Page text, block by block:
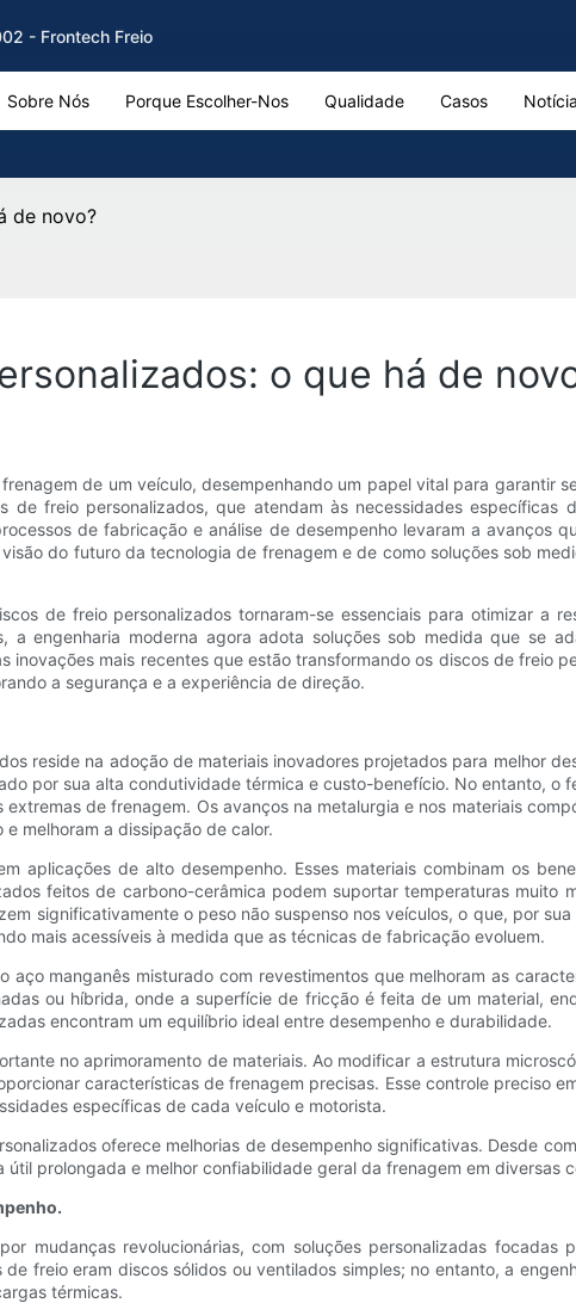
- Frontech Freio
Sobre Nós Porque Escolher-Nos Qualidade Casos
de novo?
o que há de
de um veículo, desempenhando um papel vital para garantir
freio personalizados, que atendam às necessidades específicas
de fabricação e análise de desempenho levaram a avanços
do futuro da tecnologia de frenagem e de como soluções sob
de freio personalizados tornaram-se essenciais para otimizar a
a engenharia moderna agora adota soluções sob medida que se
mais recentes que estão transformando os discos de freio
a segurança e a experiência de direção.
reside na adoção de materiais inovadores projetados para melhor
por sua alta condutividade térmica e custo-benefício. No entanto, o
de frenagem. Os avanços na metalurgia e nos materiais
melhoram a dissipação de calor.
aplicações de alto desempenho. Esses materiais combinam os
feitos de carbono-cerâmica podem suportar temperaturas muito
significativamente o peso não suspenso nos veículos, o que, por
mais acessíveis à medida que as técnicas de fabricação evoluem.
manganês misturado com revestimentos que melhoram as
ou híbrida, onde a superfície de fricção é feita de um material,
encontram um equilíbrio ideal entre desempenho e durabilidade.
no aprimoramento de materiais. Ao modificar a estrutura
características de frenagem precisas. Esse controle preciso
específicas de cada veículo e motorista.
oferece melhorias de desempenho significativas. Desde
prolongada e melhor confiabilidade geral da frenagem em diversas
mudanças revolucionárias, com soluções personalizadas focadas
freio eram discos sólidos ou ventilados simples; no entanto, a
térmicas.